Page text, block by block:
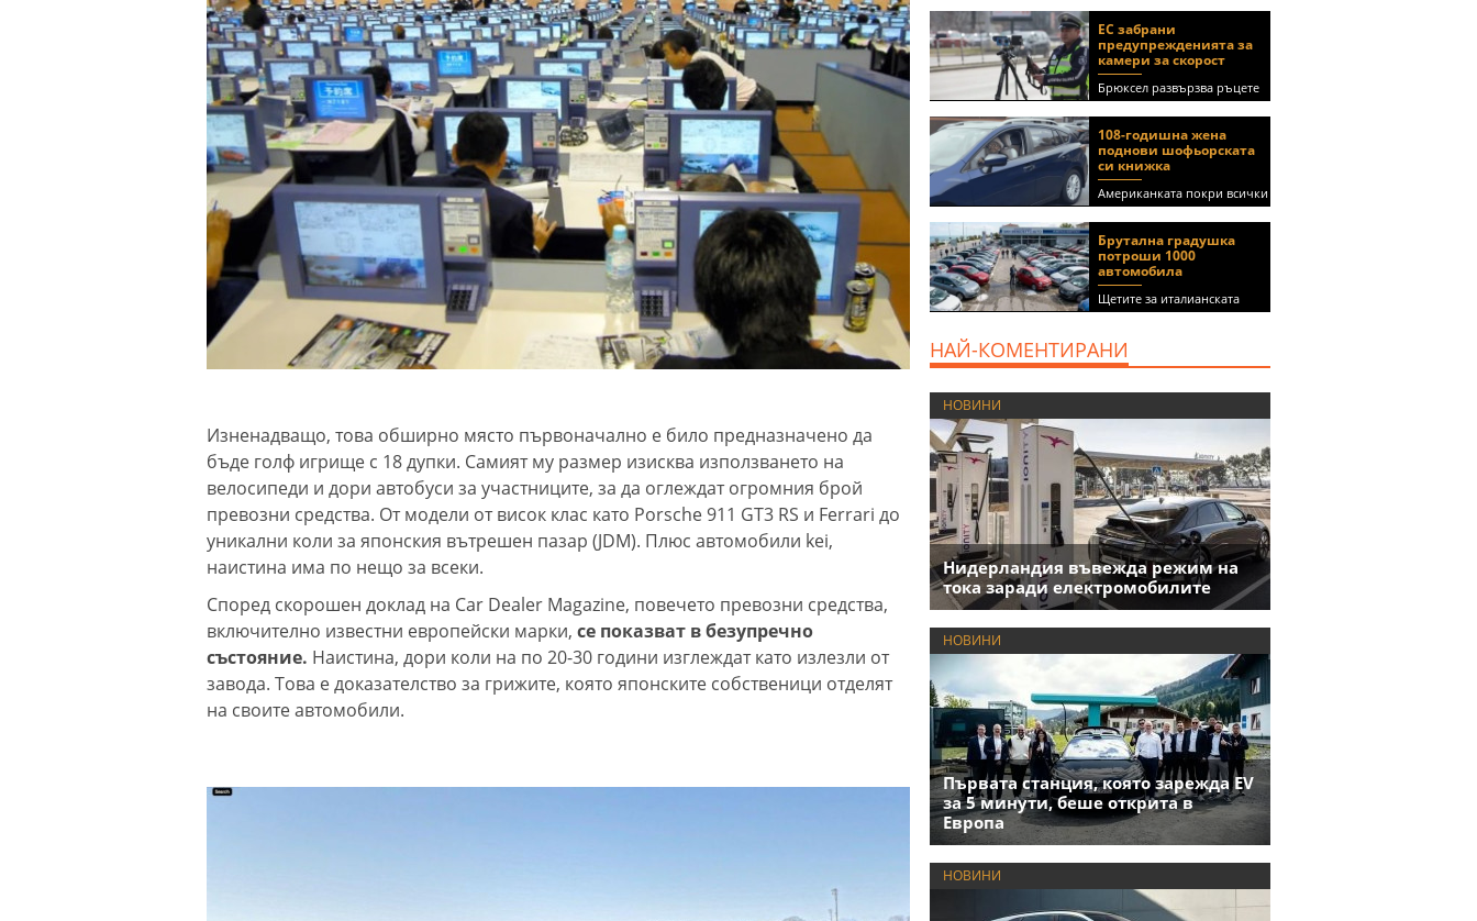
Изненадващо, това обширно място първоначално е било предназначено да
бъде голф игрище с 18 дупки. Самият му размер изисква използването на
велосипеди и дори автобуси за участниците, за да оглеждат огромния брой
превозни средства. От модели от висок клас като Porsche 911 GT3 RS и Ferrari до
уникални коли за японския вътрешен пазар (JDM). Плюс автомобили kei,
наистина има по нещо за всеки.
Според скорошен доклад на Car Dealer Magazine, повечето превозни средства,
включително известни европейски марки, се показват в безупречно
състояние. Наистина, дори коли на по 20-30 години изглеждат като излезли от
завода. Това е доказателство за грижите, която японските собственици отделят
на своите автомобили.
Манастирски Ливади,
800 EUR
ЕС забрани
предупрежденията за
камери за скорост
Брюксел развързва ръцете
на правителствата за
приложения като Waze и
Google Maps
108-годишна жена
поднови шофьорската
си книжка
Американката покри всички
медицински изисквания, за
(ВИДЕО)
Брутална градушка
потроши 1000
автомобила
Щетите за италианската
автокъща се оценяват на 5
НАЙ-КОМЕНТИРАНИ
НОВИНИ
Нидерландия въвежда режим на
тока заради електромобилите
НОВИНИ
Първата станция, която зарежда EV
за 5 минути, беше открита в
Европа
НОВИНИ